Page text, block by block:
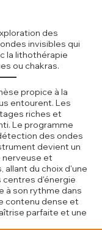
des
invisibles qui
la lithothérapie
ou chakras.
propice à la
entourent. Les
riches et
Le programme
des ondes
devient un
et
du choix d'une
centres d'énergie
à son rythme dans
contenu dense et
parfaite et une